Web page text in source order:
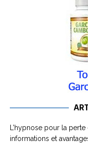
L’hypnose pour la
informations et